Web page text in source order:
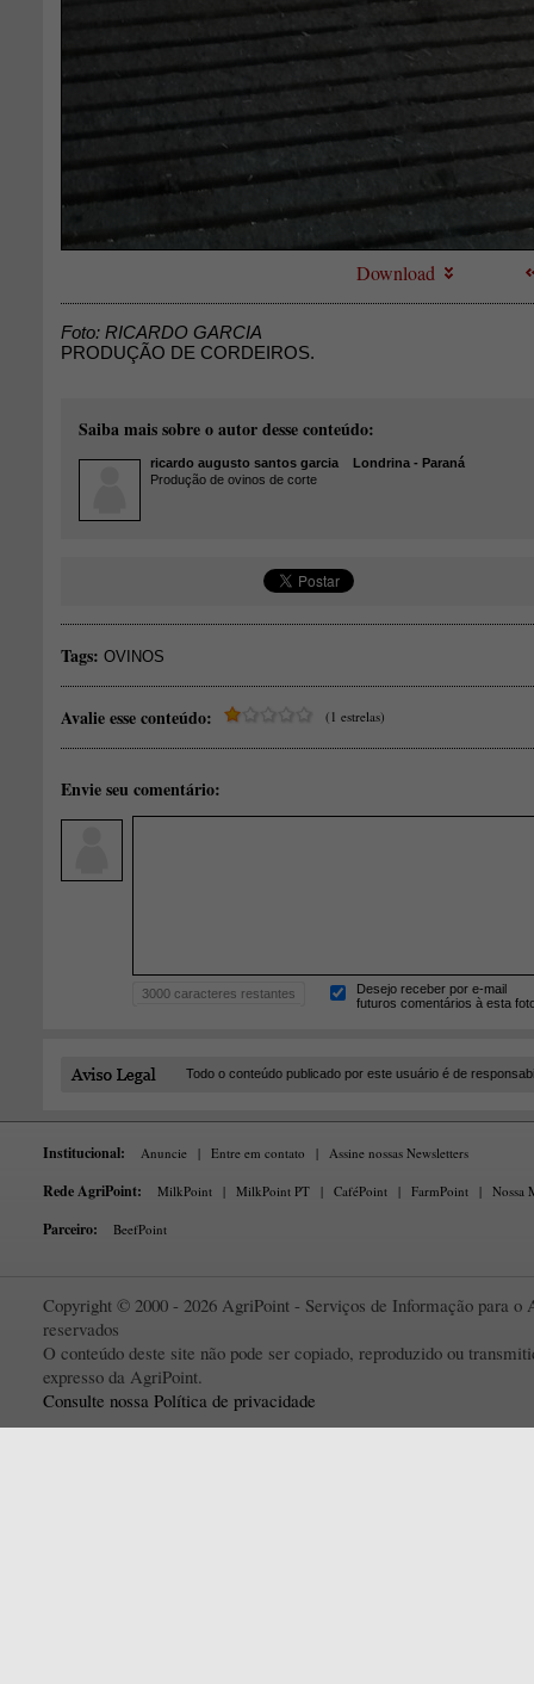
Download
Foto: RICARDO GARCIA
PRODUÇÃO DE CORDEIROS.
Saiba mais sobre o autor desse conteúdo:
ricardo augusto santos garcia Londrina - Paraná
Produção de ovinos de corte
Tags: OVINOS
Avalie esse conteúdo: (1 estrelas)
Envie seu comentário:
3000 caracteres restantes
Desejo receber por e-mail
futuros comentários à esta
Todo o conteúdo publicado por este usuário é de
Institucional: Anuncie | Entre em contato | Assine nossas Newsletters
Rede AgriPoint: MilkPoint | MilkPoint PT | CaféPoint | FarmPoint | Nossa
Parceiro: BeefPoint
Copyright © 2000 - 2026 AgriPoint - Serviços de Informação para o
reservados
O conteúdo deste site não pode ser copiado, reproduzido ou
expresso da AgriPoint.
Consulte nossa Política de privacidade